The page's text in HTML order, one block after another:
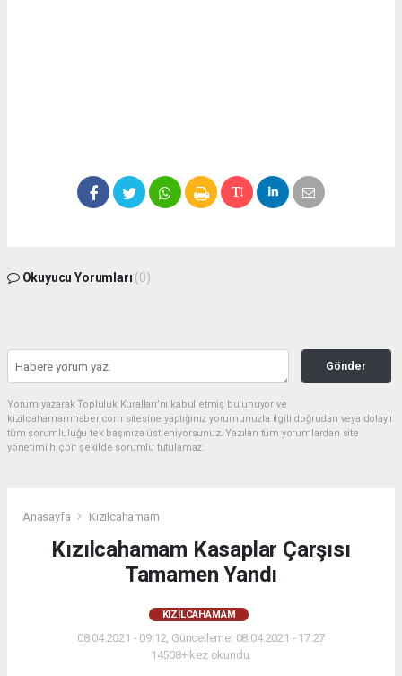
Okuyucu Yorumları (0)
Gönder
Yorum yazarak Topluluk Kuralları’nı kabul etmiş bulunuyor ve
kizilcahamamhaber.com sitesine yaptığınız yorumunuzla ilgili doğrudan veya dolaylı
tüm sorumluluğu tek başınıza üstleniyorsunuz. Yazılan tüm yorumlardan site
yönetimi hiçbir şekilde sorumlu tutulamaz.
Anasayfa Kızılcahamam
Kızılcahamam Kasaplar Çarşısı
Tamamen Yandı
KIZILCAHAMAM
08.04.2021 - 09:12, Güncelleme: 08.04.2021 - 17:27
14508+ kez okundu.